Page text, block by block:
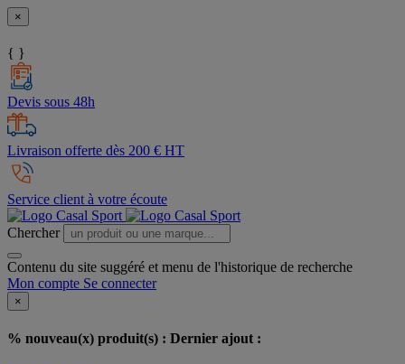
×
{ }
Devis sous 48h
Livraison offerte dès 200 € HT
Service client à votre écoute
Chercher
Contenu du site suggéré et menu de l'historique de recherche
Mon compte Se connecter
×
% nouveau(x) produit(s) : Dernier ajout :